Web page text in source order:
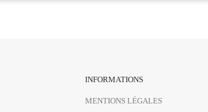
INFORMATIONS
MENTIONS LÉGALES